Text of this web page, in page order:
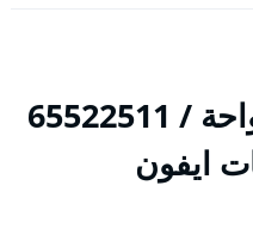
رقم محل تلفونات الواحة / 65522511
ايفون